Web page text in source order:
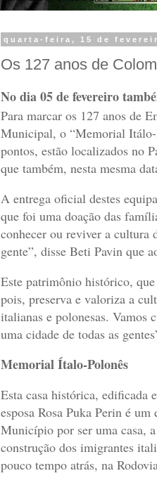
quarta-feira, 15 de
Os 127 anos de
No dia 05 de fevereiro
Para marcar os 127 anos de
Municipal, o “Memorial Itálo-
pontos, estão localizados no
que também, nesta mesma
A entrega oficial destes
que foi uma doação das
conhecer ou reviver a cultura
gente”, disse Beti Pavin que
Este patrimônio histórico,
pois, preserva e valoriza a
italianas e polonesas. Vamos
uma cidade de todas as
Memorial Ítalo-Polonês
Esta casa histórica, edificada
esposa Rosa Puka Perin é
Município por ser uma casa,
construção dos imigrantes
pouco tempo atrás, na